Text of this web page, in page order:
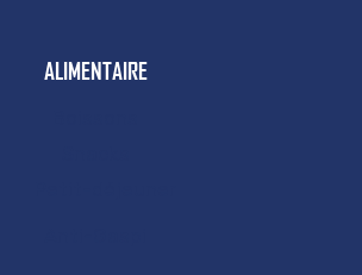
ALIMENTAIRE